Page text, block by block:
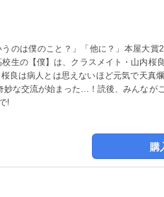
うのは僕のこと？」「他に？」本屋大賞
生の【僕】は、クラスメイト・山内桜
良は病人とは思えないほど元気で天真
な交流が始まった…！読後、みんなが
!
購